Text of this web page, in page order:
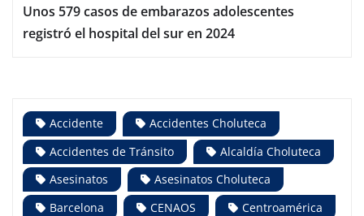
Unos 579 casos de embarazos adolescentes
registró el hospital del sur en 2024
Accidente
Accidentes Choluteca
Accidentes de Tránsito
Alcaldía Choluteca
Asesinatos
Asesinatos Choluteca
Barcelona
CENAOS
Centroamérica